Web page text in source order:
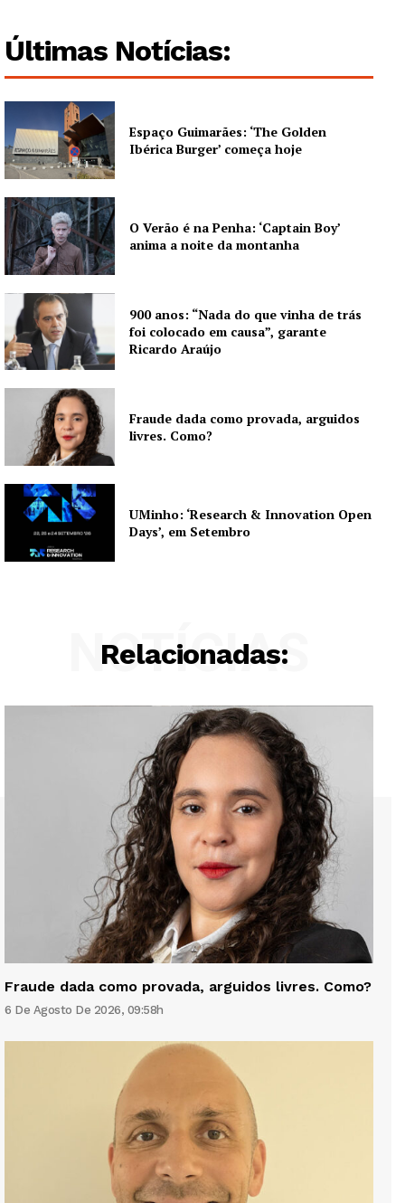
Últimas Notícias:
Espaço Guimarães: ‘The Golden
Ibérica Burger’ começa hoje
O Verão é na Penha: ‘Captain Boy’
anima a noite da montanha
900 anos: “Nada do que vinha de trás
foi colocado em causa”, garante
Ricardo Araújo
Fraude dada como provada, arguidos
livres. Como?
UMinho: ‘Research & Innovation Open
Days’, em Setembro
Relacionadas:
NOTÍCIAS
Fraude dada como provada, arguidos livres. Como?
6 De Agosto De 2026, 09:58h